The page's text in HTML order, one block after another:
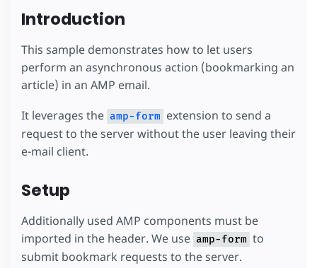
Introduction
This sample demonstrates how to let users
perform an asynchronous action (bookmarking an
article) in an AMP email.
It leverages the amp-form extension to send a
request to the server without the user leaving their
e-mail client.
Setup
Additionally used AMP components must be
imported in the header. We use amp-form to
submit bookmark requests to the server.